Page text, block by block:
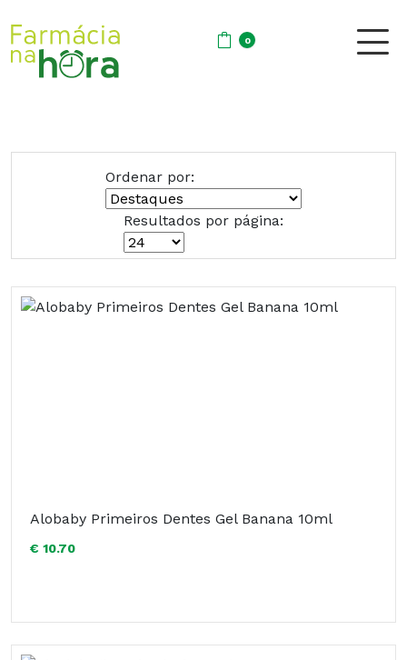
0
Ordenar por:
Resultados por página:
Alobaby Primeiros Dentes Gel Banana 10ml
€ 10.70